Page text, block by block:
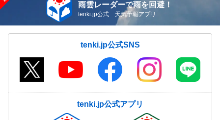
雨雲レーダーで雨を回避！
tenki.jp公式 天気予報アプリ
tenki.jp公式SNS
tenki.jp公式アプリ